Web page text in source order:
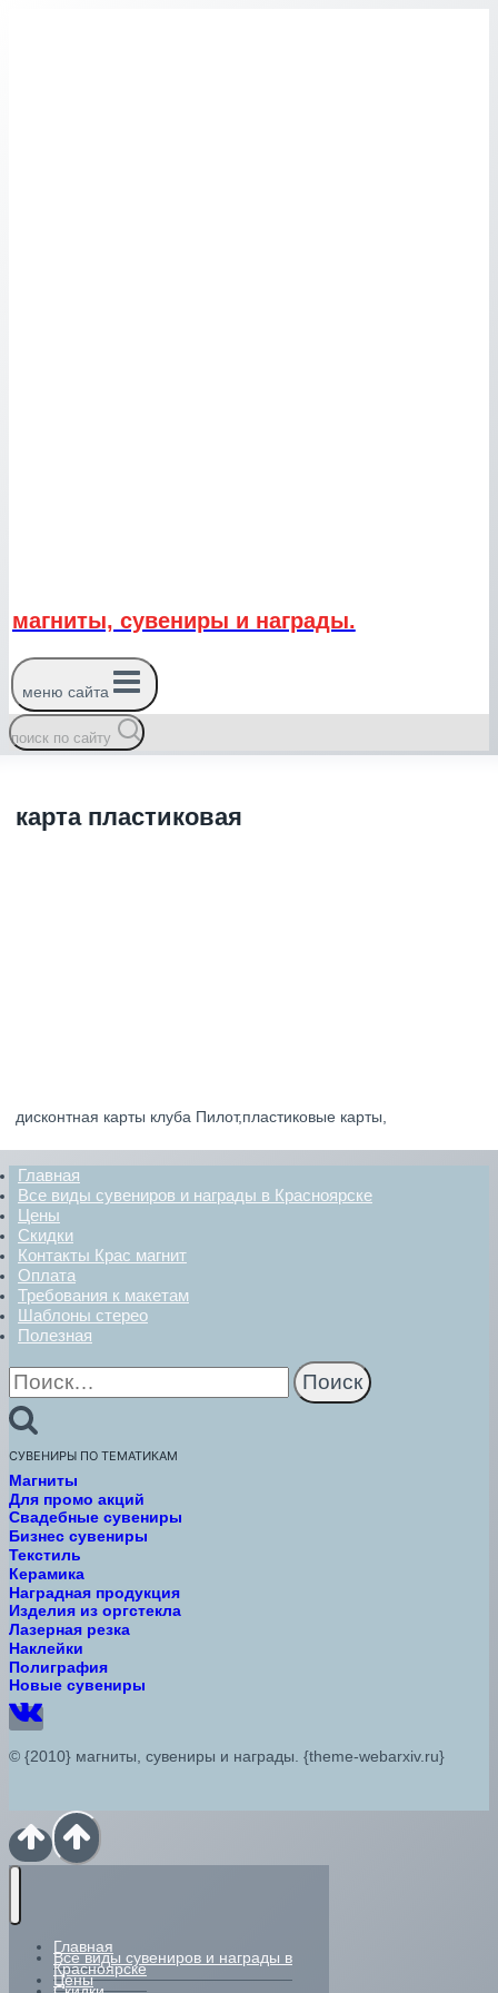
магниты, сувениры и награды.
меню сайта
поиск по сайту
карта пластиковая
дисконтная карты клуба Пилот,пластиковые карты,
Главная
Все виды сувениров и награды в Красноярске
Цены
Скидки
Контакты Крас магнит
Оплата
Требования к макетам
Шаблоны стерео
Полезная
Найти:
СУВЕНИРЫ ПО ТЕМАТИКАМ
Магниты
Для промо акций
Свадебные сувениры
Бизнес сувениры
Текстиль
Керамика
Наградная продукция
Изделия из оргстекла
Лазерная резка
Наклейки
Полиграфия
Новые сувениры
© {2010} магниты, сувениры и награды. {theme-webarxiv.ru}
Главная
Все виды сувениров и награды в
Красноярске
Цены